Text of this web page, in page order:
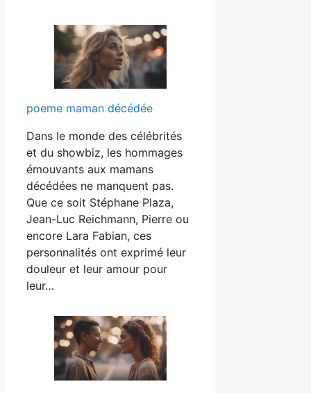
poeme maman décédée
Dans le monde des célébrités
et du showbiz, les hommages
émouvants aux mamans
décédées ne manquent pas.
Que ce soit Stéphane Plaza,
Jean-Luc Reichmann, Pierre ou
encore Lara Fabian, ces
personnalités ont exprimé leur
douleur et leur amour pour
leur…